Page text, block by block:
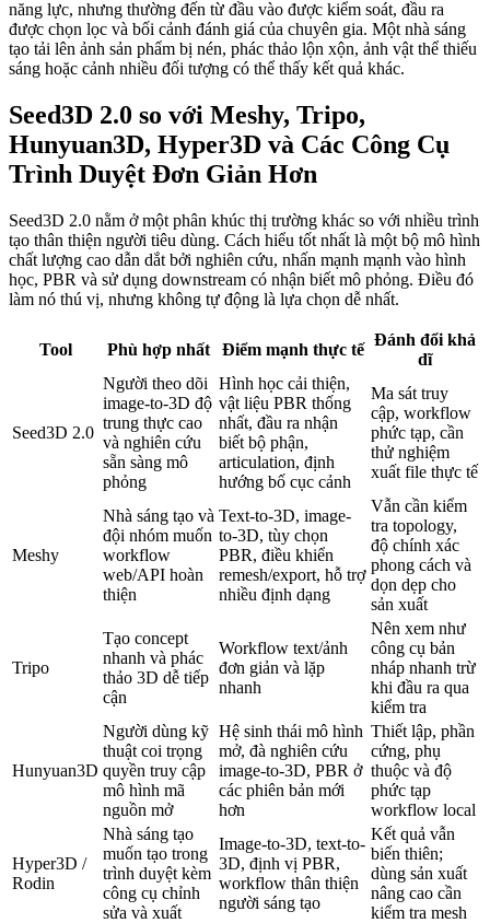
năng lực, nhưng thường đến từ đầu vào được kiểm soát, đầu ra
được chọn lọc và bối cảnh đánh giá của chuyên gia. Một nhà sáng
tạo tải lên ảnh sản phẩm bị nén, phác thảo lộn xộn, ảnh vật thể thiếu
sáng hoặc cảnh nhiều đối tượng có thể thấy kết quả khác.
Seed3D 2.0 so với Meshy, Tripo,
Hunyuan3D, Hyper3D và Các Công Cụ
Trình Duyệt Đơn Giản Hơn
Seed3D 2.0 nằm ở một phân khúc thị trường khác so với nhiều trình
tạo thân thiện người tiêu dùng. Cách hiểu tốt nhất là một bộ mô hình
chất lượng cao dẫn dắt bởi nghiên cứu, nhấn mạnh mạnh vào hình
học, PBR và sử dụng downstream có nhận biết mô phỏng. Điều đó
làm nó thú vị, nhưng không tự động là lựa chọn dễ nhất.
Tool Phù hợp nhất Điểm mạnh thực tế
Đánh đổi khả
dĩ
Seed3D 2.0
Người theo dõi
image-to-3D độ
trung thực cao
và nghiên cứu
sẵn sàng mô
phỏng
Hình học cải thiện,
vật liệu PBR thống
nhất, đầu ra nhận
biết bộ phận,
articulation, định
hướng bố cục cảnh
Ma sát truy
cập, workflow
phức tạp, cần
thử nghiệm
xuất file thực tế
Meshy
Nhà sáng tạo và
đội nhóm muốn
workflow
web/API hoàn
thiện
Text-to-3D, image-
to-3D, tùy chọn
PBR, điều khiển
remesh/export, hỗ trợ
nhiều định dạng
Vẫn cần kiểm
tra topology,
độ chính xác
phong cách và
dọn dẹp cho
sản xuất
Tripo
Tạo concept
nhanh và phác
thảo 3D dễ tiếp
cận
Workflow text/ảnh
đơn giản và lặp
nhanh
Nên xem như
công cụ bản
nháp nhanh trừ
khi đầu ra qua
kiểm tra
Hunyuan3D
Người dùng kỹ
thuật coi trọng
quyền truy cập
mô hình mã
nguồn mở
Hệ sinh thái mô hình
mở, đà nghiên cứu
image-to-3D, PBR ở
các phiên bản mới
hơn
Thiết lập, phần
cứng, phụ
thuộc và độ
phức tạp
workflow local
Hyper3D /
Rodin
Nhà sáng tạo
muốn tạo trong
trình duyệt kèm
công cụ chỉnh
sửa và xuất
Image-to-3D, text-to-
3D, định vị PBR,
workflow thân thiện
người sáng tạo
Kết quả vẫn
biến thiên;
dùng sản xuất
nâng cao cần
kiểm tra mesh